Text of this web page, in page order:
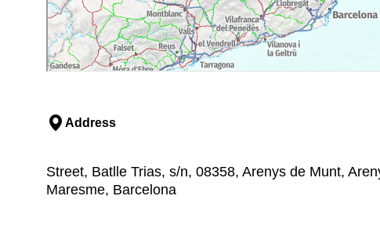
Address
Street, Batlle Trias, s/n, 08358, Arenys de Munt,
Maresme, Barcelona